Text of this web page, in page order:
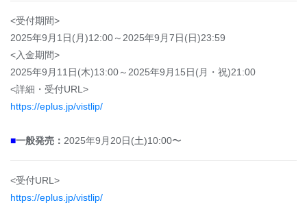
<受付期間>
2025年9月1日(月)12:00～2025年9月7日(日)23:59
<入金期間>
2025年9月11日(木)13:00～2025年9月15日(月・祝)21:00
<詳細・受付URL>
https://eplus.jp/vistlip/
■一般発売： 2025年9月20日(土)10:00〜
<受付URL>
https://eplus.jp/vistlip/